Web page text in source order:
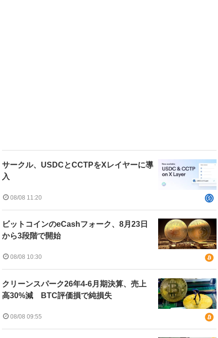
サークル、USDCとCCTPをXレイヤーに導
入
08/08 11:20
ビットコインのeCashフォーク、8月23日
から3段階で開始
08/08 10:30
クリーンスパーク26年4-6月期決算、売上
高30%減 BTC評価損で純損失
08/08 09:55